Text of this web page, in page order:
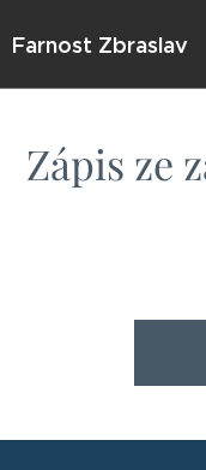
Farnost Zbraslav
Zápis ze